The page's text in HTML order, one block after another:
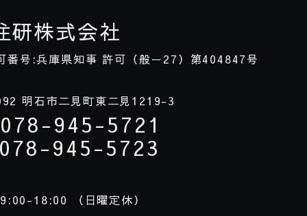
研株式会社
番号:兵庫県知事 許可（般ー27）第404847号
明石市二見町東二見1219-3
078-945-5721
945-5723
9:00-18:00
（日曜定休）